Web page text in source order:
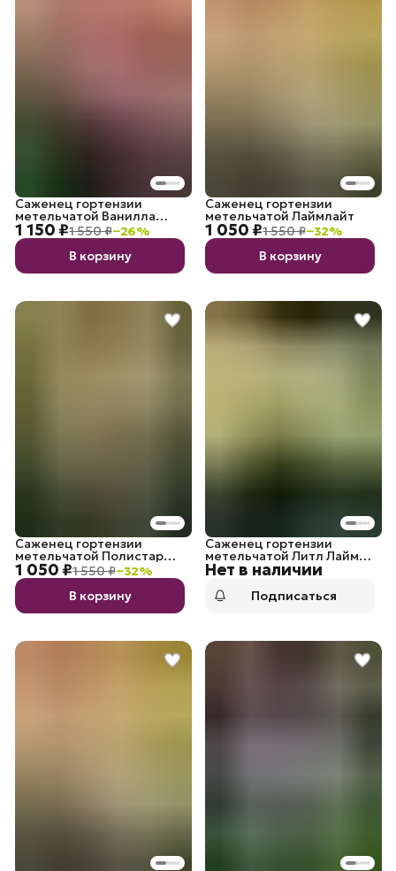
1 150 ₽1 550 ₽−26%
Саженец гортензии
метельчатой Ванилла
Фрайз
В корзину
1 050 ₽1 550 ₽−32%
Саженец гортензии
метельчатой Лаймлайт
В корзину
1 050 ₽1 550 ₽−32%
Саженец гортензии
метельчатой Полистар
Полярная звезда
В корзину
Нет в наличии
Саженец гортензии
метельчатой Литл Лайм
P9
Подписаться